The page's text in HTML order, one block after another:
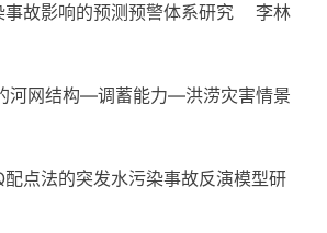
事故影响的预测预警体系研究 李林
河网结构—调蓄能力—洪涝灾害情景
点法的突发水污染事故反演模型研